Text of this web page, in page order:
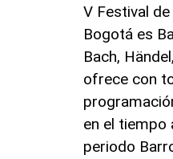
V Festival
Bogotá es
Bach,
ofrece con
en el tiempo
periodo